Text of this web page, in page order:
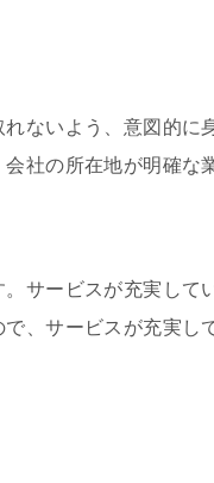
ないよう、意図的に
社の所在地が明確な
サービスが充実し
、サービスが充実し